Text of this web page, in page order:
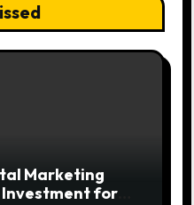
Marketing
Investment for